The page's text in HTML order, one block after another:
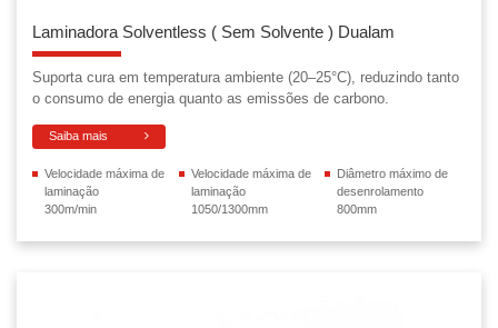
Laminadora Solventless ( Sem Solvente ) Dualam
Suporta cura em temperatura ambiente (20–25°C), reduzindo tanto
o consumo de energia quanto as emissões de carbono.
Saiba mais
Velocidade máxima de
laminação
300m/min
Velocidade máxima de
laminação
1050/1300mm
Diâmetro máximo de
desenrolamento
800mm